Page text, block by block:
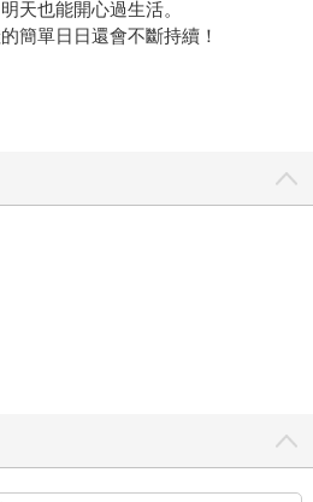
天也能開心過生活。
簡單日日還會不斷持續！